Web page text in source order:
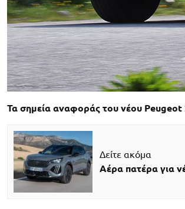
Τα σημεία αναφοράς του νέου Peugeot
Δείτε ακόμα
Αέρα πατέρα για